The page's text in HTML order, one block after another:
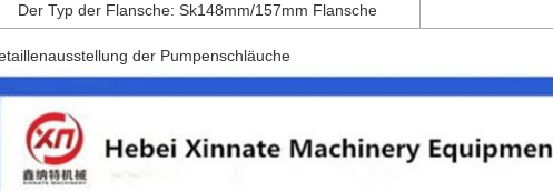
Der Typ der Flansche: Sk148mm/157mm Flansche
der Pumpenschläuche